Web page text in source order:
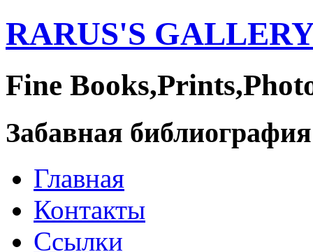
RARUS'S
Fine
Забавная библиография
Главная
Контакты
Ссылки